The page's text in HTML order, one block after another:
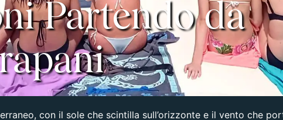
Partendo da
con il sole che scintilla sull’orizzonte e il vento che